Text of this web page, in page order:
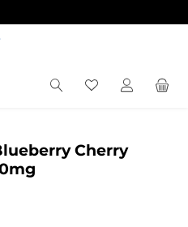
Du hast 0
Cherry